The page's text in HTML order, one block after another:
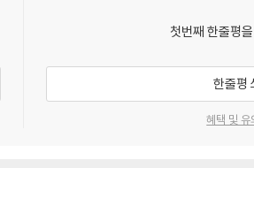
첫번째 한줄평
한줄평
혜택 및 유